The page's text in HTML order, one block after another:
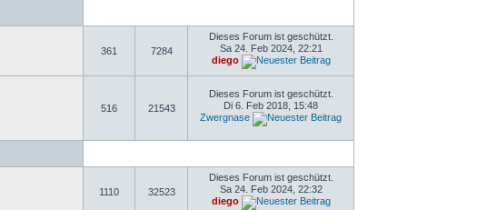
361 7284
Dieses Forum ist geschützt.
Sa 24. Feb 2024, 22:21
diego
516 21543
Dieses Forum ist geschützt.
Di 6. Feb 2018, 15:48
Zwergnase
1110 32523
Dieses Forum ist geschützt.
Sa 24. Feb 2024, 22:32
diego